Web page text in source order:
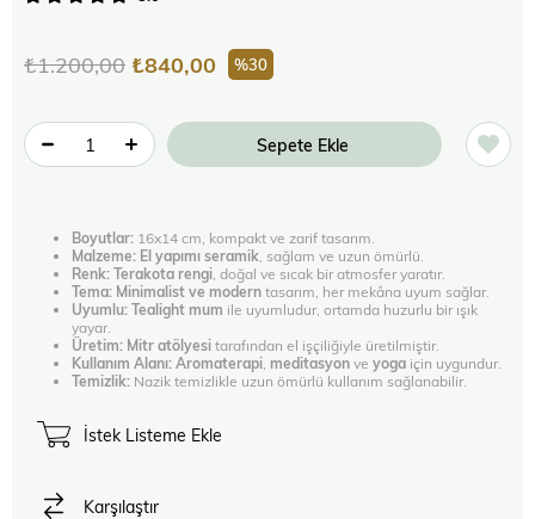
₺1.200,00 ₺840,00 30
Boyutlar: 16x14 cm, kompakt ve zarif tasarım.
Malzeme: El yapımı seramik , sağlam ve uzun ömürlü.
Renk:Terakota rengi , doğal ve sıcak bir atmosfer yaratır.
Tema: Minimalist ve moderntasarım, her mekâna uyum sağlar.
Uyumlu:Tealight mum ile uyumludur, ortamda huzurlu bir ışık
yayar.
Üretim: Mitr atölyesitarafından el işçiliğiyle üretilmiştir.
Kullanım Alanı:Aromaterapi meditasyonve yoga için uygundur.
Temizlik: Nazik temizlikle uzun ömürlü kullanım sağlanabilir.
İstek Listeme Ekle
Karşılaştır